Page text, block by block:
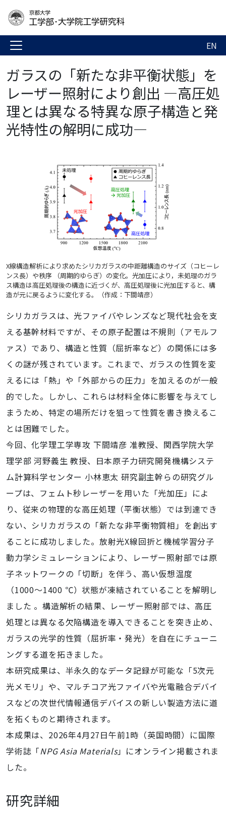
EN
ガラスの「新たな非平衡状態」を
レーザー照射により創出 ―高圧処
理とは異なる特異な原子構造と発
光特性の解明に成功―
X線構造解析により求めたシリカガラスの中距離構造のサイズ（コヒーレ
ンス長）や秩序 （周期的ゆらぎ）の変化。光加圧により，未処理のガラ
ス構造は高圧処理後の構造に近づくが、高圧処理後に光加圧すると、構
造が元に戻るように変化する。（作成：下間靖彦）
シリカガラスは、光ファイバやレンズなど現代社会を支
える基幹材料ですが、その原子配置は不規則（アモルフ
ァス）であり、構造と性質（屈折率など）の関係には多
くの謎が残されています。これまで、ガラスの性質を変
えるには「熱」や「外部からの圧力」を加えるのが一般
的でした。しかし、これらは材料全体に影響を与えてし
まうため、特定の場所だけを狙って性質を書き換えるこ
とは困難でした。
今回、化学理工学専攻 下間靖彦 准教授、関西学院大学
理学部 河野義生 教授、日本原子力研究開発機構システ
ム計算科学センター 小林恵太 研究副主幹らの研究グル
ープは、フェムト秒レーザーを用いた「光加圧」によ
り、従来の物理的な高圧処理（平衡状態）では到達でき
ない、シリカガラスの「新たな非平衡物質相」を創出す
ることに成功しました。放射光X線回折と機械学習分子
動力学シミュレーションにより、レーザー照射部では原
子ネットワークの「切断」を伴う、高い仮想温度
（1000～1400 ℃）状態が凍結されていることを解明し
ました 。構造解析の結果、レーザー照射部では、高圧
処理とは異なる欠陥構造を導入できることを突き止め、
ガラスの光学的性質（屈折率・発光）を自在にチューニ
ングする道を拓きました。
本研究成果は、半永久的なデータ記録が可能な「5次元
光メモリ」や、マルチコア光ファイバや光電融合デバイ
スなどの次世代情報通信デバイスの新しい製造方法に道
を拓くものと期待されます。
本成果は、2026年4月27日午前1時（英国時間）に国際
学術誌「NPG Asia Materials」にオンライン掲載されま
した。
研究詳細